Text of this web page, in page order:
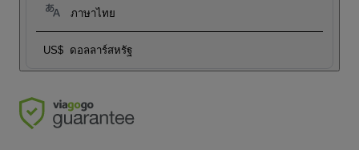
ภาษาไทย
US$ ดอลลาร์สหรัฐ